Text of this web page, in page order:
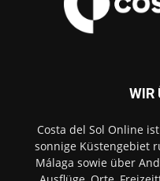
WIR
Costa del Sol Online
sonnige Küstengebiet
Málaga sowie über